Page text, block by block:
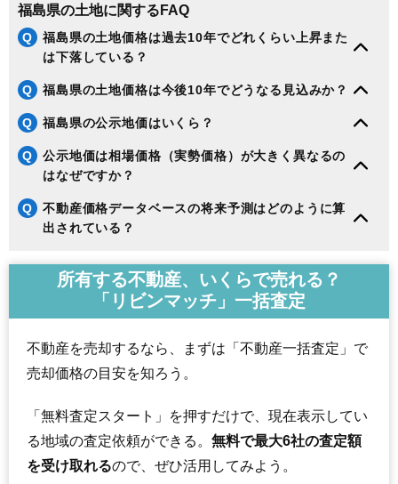
福島県の土地に関するFAQ
Q
福島県の土地価格は過去10年でどれくらい上昇また
は下落している？
Q 福島県の土地価格は今後10年でどうなる見込みか？
Q 福島県の公示地価はいくら？
Q
公示地価は相場価格（実勢価格）が大きく異なるの
はなぜですか？
Q
不動産価格データベースの将来予測はどのように算
出されている？
所有する不動産、いくらで売れる？
「リビンマッチ」一括査定
不動産を売却するなら、まずは「不動産一括査定」で
売却価格の目安を知ろう。
「無料査定スタート」を押すだけで、現在表示してい
る地域の査定依頼ができる。 無料で最大6社の査定額
を受け取れるので、ぜひ活用してみよう。